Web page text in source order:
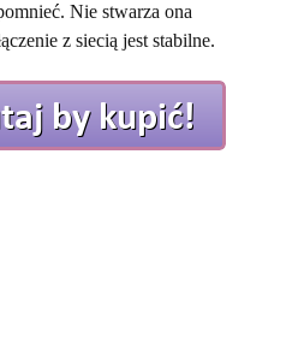
Nie stwarza ona
z siecią jest stabilne.